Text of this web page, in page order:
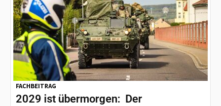
FACHBEITRAG
2029 ist übermorgen: Der